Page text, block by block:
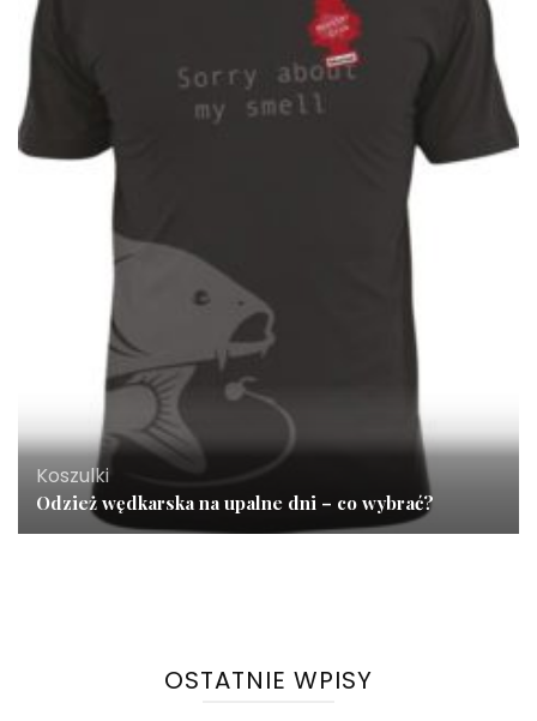
Koszulki
Odzież wędkarska na upalne dni – co wybrać?
OSTATNIE WPISY